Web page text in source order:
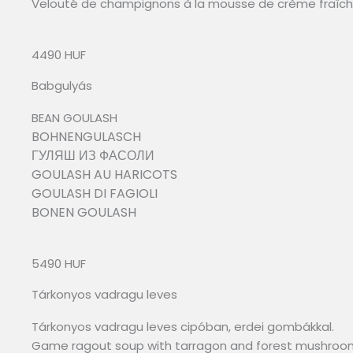
Velouté de champignons à la mousse de crème
4490 HUF
Babgulyás
BEAN GOULASH
BOHNENGULASCH
ГУЛЯШ ИЗ ФАСОЛИ
GOULASH AU HARICOTS
GOULASH DI FAGIOLI
BONEN GOULASH
5490 HUF
Tárkonyos vadragu leves
Tárkonyos vadragu leves cipóban, erdei gombákkal.
Game ragout soup with tarragon and forest